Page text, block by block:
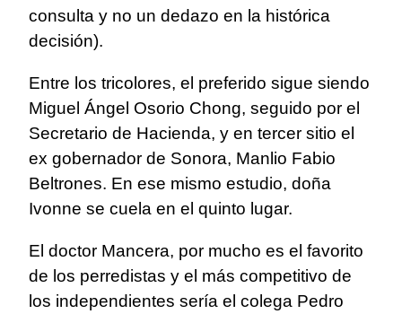
consulta y no un dedazo en la histórica
decisión).
Entre los tricolores, el preferido sigue siendo
Miguel Ángel Osorio Chong, seguido por el
Secretario de Hacienda, y en tercer sitio el
ex gobernador de Sonora, Manlio Fabio
Beltrones. En ese mismo estudio, doña
Ivonne se cuela en el quinto lugar.
El doctor Mancera, por mucho es el favorito
de los perredistas y el más competitivo de
los independientes sería el colega Pedro